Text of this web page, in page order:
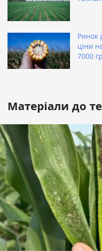
Ринок
ціни
7000
Матеріали до